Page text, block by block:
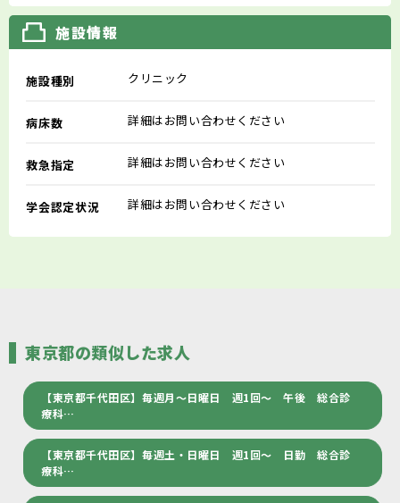
施設情報
施設種別 クリニック
病床数 詳細はお問い合わせください
救急指定 詳細はお問い合わせください
学会認定状況 詳細はお問い合わせください
東京都の類似した求人
【東京都千代田区】毎週月～日曜日 週1回～ 午後 総合診
療科…
【東京都千代田区】毎週土・日曜日 週1回～ 日勤 総合診
療科…